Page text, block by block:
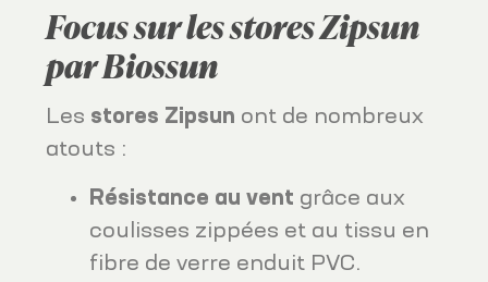
Focus sur les stores Zipsun
par Biossun
Les stores Zipsun ont de nombreux
atouts :
Résistance au vent grâce aux
coulisses zippées et au tissu en
fibre de verre enduit PVC.